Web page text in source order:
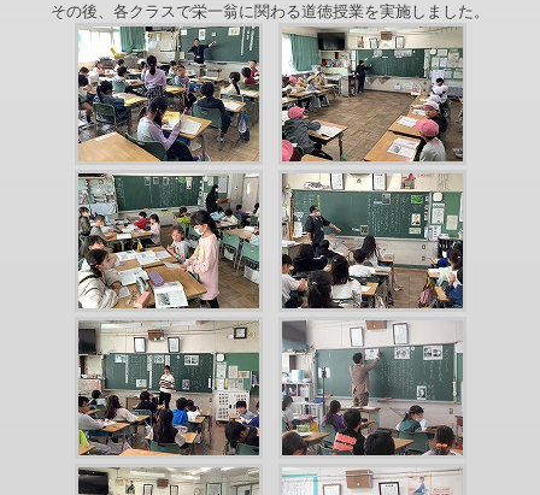
その後、各クラスで栄一翁に関わる道徳授業を実施しました。